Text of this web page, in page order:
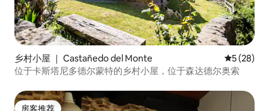
乡村小屋 ｜ Castañedo del Monte 平均评分
5 (28)
位于卡斯塔尼多德尔蒙特的乡村小屋，位于森达德尔奥索
房客推荐